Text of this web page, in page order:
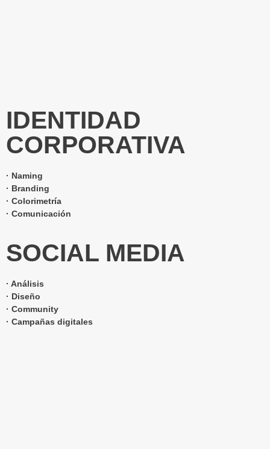
IDENTIDAD
CORPORATIVA
· Naming
· Branding
· Colorimetría
· Comunicación
SOCIAL MEDIA
· Análisis
· Diseño
· Community
· Campañas digitales